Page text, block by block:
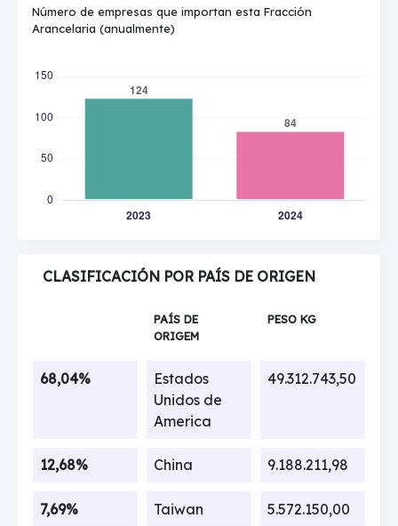
Número de empresas que importan esta Fracción
Arancelaria (anualmente)
CLASIFICACIÓN POR PAÍS DE ORIGEN
PAÍS DE
ORIGEM
PESO KG
68,04%
Estados
Unidos de
America
49.312.743,50
12,68% China 9.188.211,98
7,69% Taiwan 5.572.150,00